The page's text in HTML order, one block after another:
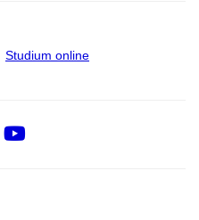
Studium online